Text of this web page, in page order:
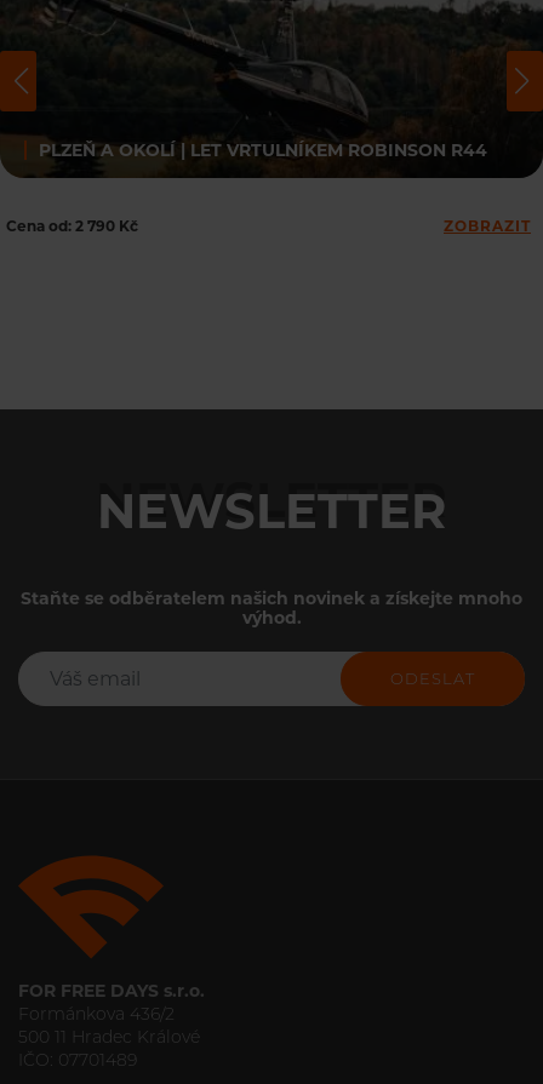
PLZEŇ A OKOLÍ | LET VRTULNÍKEM ROBINSON R44
Cena od: 2 790 Kč ZOBRAZIT
NEWSLETTER
Staňte se odběratelem našich novinek a získejte mnoho
výhod.
ODESLAT
FOR FREE DAYS s.r.o.
Formánkova 436/2
500 11 Hradec Králové
IČO: 07701489